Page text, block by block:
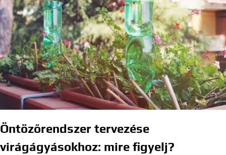
Öntözőrendszer tervezése
virágágyásokhoz: mire figyelj?